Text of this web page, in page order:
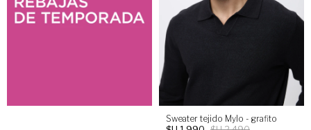
Sweater tejido Mylo - grafito